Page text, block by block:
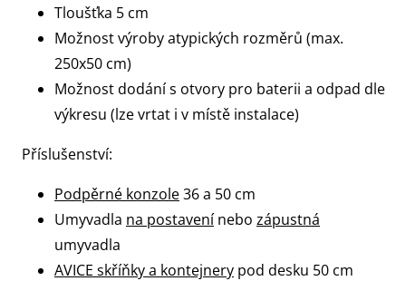
Tloušťka 5 cm
Možnost výroby atypických rozměrů (max.
250x50 cm)
Možnost dodání s otvory pro baterii a odpad dle
výkresu (lze vrtat i v místě instalace)
Příslušenství:
Podpěrné konzole36 a 50 cm
Umyvadla na postavenínebo zápustná
umyvadla
AVICE skříňky a kontejnery pod desku 50 cm